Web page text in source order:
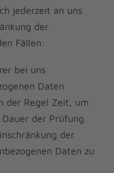
jederzeit an uns
der
Fällen:
bei uns
Daten
der Regel Zeit, um
der Prüfung
der
Daten zu